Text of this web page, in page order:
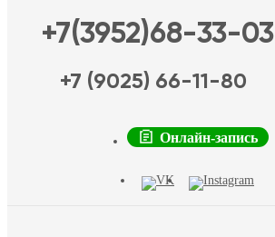
+7(3952)68-33-03
+7 (9025) 66-11-80
Онлайн-запись